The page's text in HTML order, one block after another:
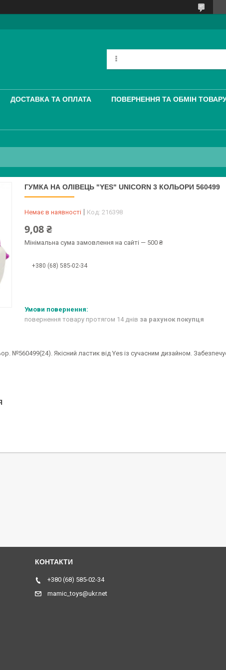
ДОСТАВКА ТА ОПЛАТА ПОВЕРНЕННЯ ТА ОБМІН
ГУМКА НА ОЛІВЕЦЬ "YES" UNICORN 3 КОЛЬОРИ 560499
Немає в наявності Код: 216398
9,08 ₴
Мінімальна сума замовлення на сайті — 500 ₴
+380 (68) 585-02-34
повернення товару протягом 14 днів за рахунок покупця
№560499(24). Якісний ластик від Yes із сучасним дизайном.
+380 (68) 585-02-34
mamic_toys@ukr.net